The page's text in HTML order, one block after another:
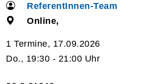
ReferentInnen-Team
Online,
1 Termine, 17.09.2026
Do., 19:30 - 21:00 Uhr